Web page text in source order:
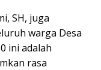
SH, juga
warga Desa
ini adalah
rasa